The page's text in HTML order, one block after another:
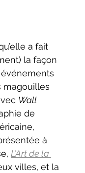
a fait
la façon
magouilles
Wall
de
à
L’Art de la
villes, et la